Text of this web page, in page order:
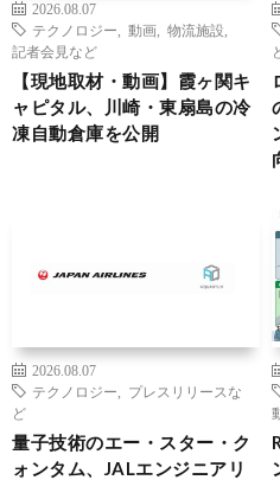
2026.08.07
テクノロジー
動画 物流施設
記者会見など
【現地取材・動画】霞ヶ関キ
ャピタル、川崎・東扇島の冷
凍自動倉庫を公開
2026.08.07
テクノロジー
プレスリリースな
ど
量子技術のエー・スター・ク
ォンタム、JALエンジニアリ